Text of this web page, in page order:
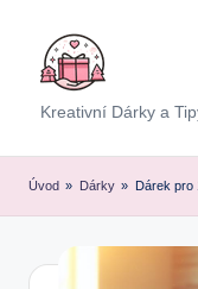
content
E
x
p
e
Kreativní Dárky a
Úvod » Dárky » Dárek pro